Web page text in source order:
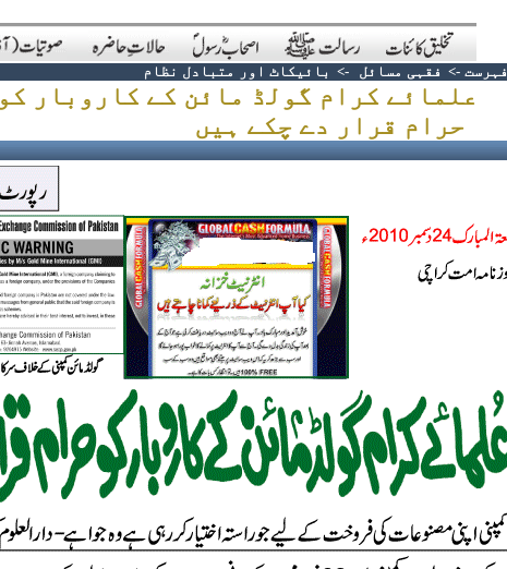
فہرست -> فقہی مسائل -> بائیکاٹ اور متبادل نظام
علمائے کرام گولڈ مائن کے کاروبار کو
حرام قرار دے چکے ہیں